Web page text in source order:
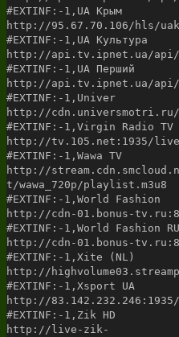
#EXTINF:-1,UA Крым
http://95.67.70.106/hls/
#EXTINF:-1,UA Культура
http://api.tv.ipnet.ua/api/
#EXTINF:-1,UA Перший
http://api.tv.ipnet.ua/api/
#EXTINF:-1,Univer
http://
#EXTINF:-1,Virgin Radio TV
http://tv.105.net:1935/
#EXTINF:-1,Wawa TV
http://
t/wawa_720p/playlist.m3u8
#EXTINF:-1,World Fashion
http://cdn-01.bonus-
#EXTINF:-1,World Fashion RU
http://cdn-01.bonus-
#EXTINF:-1,Xite (NL)
http://
#EXTINF:-1,Xsport UA
http://
#EXTINF:-1,Zik HD
http://live-zik-